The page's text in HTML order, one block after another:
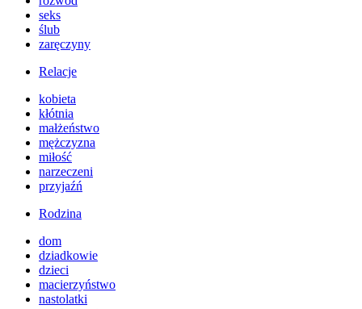
seks
ślub
zaręczyny
Relacje
kobieta
kłótnia
małżeństwo
mężczyzna
miłość
narzeczeni
przyjaźń
Rodzina
dom
dziadkowie
dzieci
macierzyństwo
nastolatki